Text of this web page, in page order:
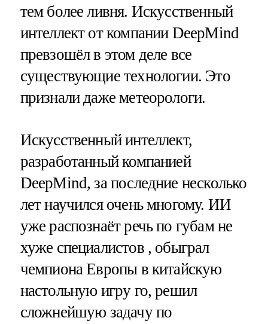
тем более ливня. Искусственный
интеллект от компании DeepMind
превзошёл в этом деле все
существующие технологии. Это
признали даже метеорологи.
Искусственный интеллект,
разработанный компанией
DeepMind, за последние несколько
лет научился очень многому. ИИ
уже распознаёт речь по губам не
хуже специалистов , обыграл
чемпиона Европы в китайскую
настольную игру го, решил
сложнейшую задачу по